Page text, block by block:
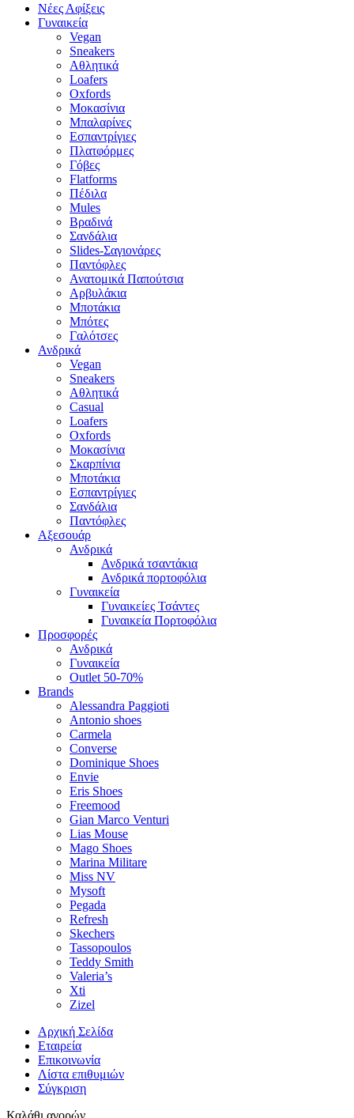
Νέες Αφίξεις
Γυναικεία
Vegan
Sneakers
Αθλητικά
Loafers
Oxfords
Μοκασίνια
Μπαλαρίνες
Εσπαντρίγιες
Πλατφόρμες
Γόβες
Flatforms
Πέδιλα
Mules
Βραδινά
Σανδάλια
Slides-Σαγιονάρες
Παντόφλες
Ανατομικά Παπούτσια
Αρβυλάκια
Μποτάκια
Μπότες
Γαλότσες
Ανδρικά
Vegan
Sneakers
Αθλητικά
Casual
Loafers
Oxfords
Μοκασίνια
Σκαρπίνια
Μποτάκια
Εσπαντρίγιες
Σανδάλια
Παντόφλες
Αξεσουάρ
Ανδρικά
Ανδρικά τσαντάκια
Ανδρικά πορτοφόλια
Γυναικεία
Γυναικείες Τσάντες
Γυναικεία Πορτοφόλια
Προσφορές
Ανδρικά
Γυναικεία
Outlet 50-70%
Brands
Alessandra Paggioti
Antonio shoes
Carmela
Converse
Dominique Shoes
Envie
Eris Shoes
Freemood
Gian Marco Venturi
Lias Mouse
Mago Shoes
Marina Militare
Miss NV
Mysoft
Pegada
Refresh
Skechers
Tassopoulos
Teddy Smith
Valeria’s
Xti
Zizel
Αρχική Σελίδα
Εταιρεία
Επικοινωνία
Λίστα επιθυμιών
Σύγκριση
Καλάθι αγορών